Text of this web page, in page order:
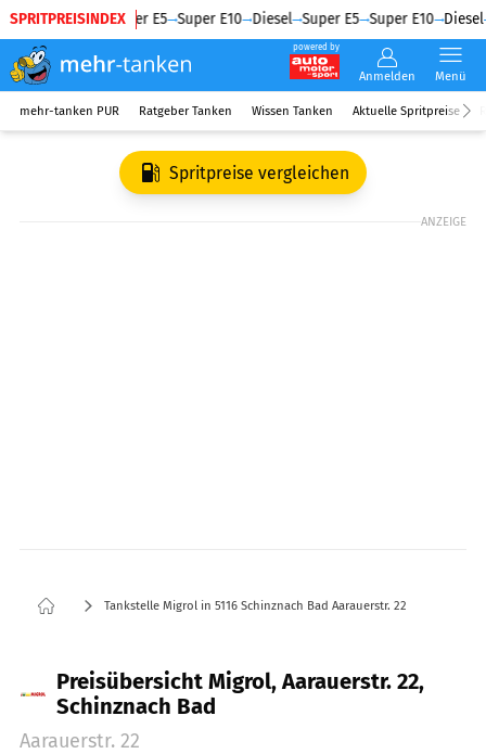
SPRITPREISINDEX
Diesel Super E5 Super E10 Diesel Super E5 Super E10 Diesel
powered by
Anmelden Menü
mehr-tanken PUR Ratgeber Tanken Wissen Tanken Aktuelle Spritpreise
Spritpreise vergleichen
ANZEIGE
Tankstelle Migrol in 5116 Schinznach Bad Aarauerstr. 22
Preisübersicht Migrol, Aarauerstr. 22,
Schinznach Bad
Aarauerstr. 22